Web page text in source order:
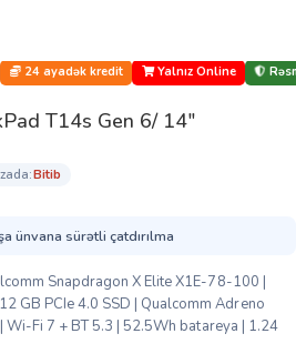
24 ayadək kredit Yalnız Online
T14s Gen 6/ 14″
bi̇ti̇b
ünvana sürətli çatdırılma
Snapdragon X Elite X1E-78-100 |
GB PCIe 4.0 SSD | Qualcomm Adreno
Wi-Fi 7 + BT 5.3 | 52.5Wh batareya | 1.24